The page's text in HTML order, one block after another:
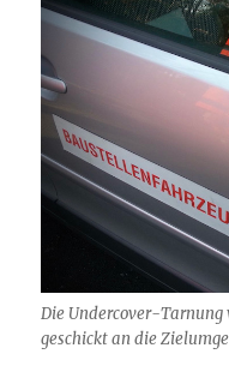
Die Undercover-
geschickt an die